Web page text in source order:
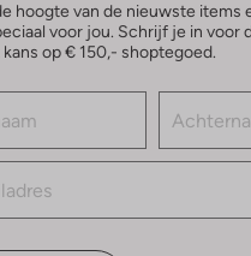
hoogte van de nieuwste items
voor jou. Schrijf je in voor
kans op € 150,- shoptegoed.